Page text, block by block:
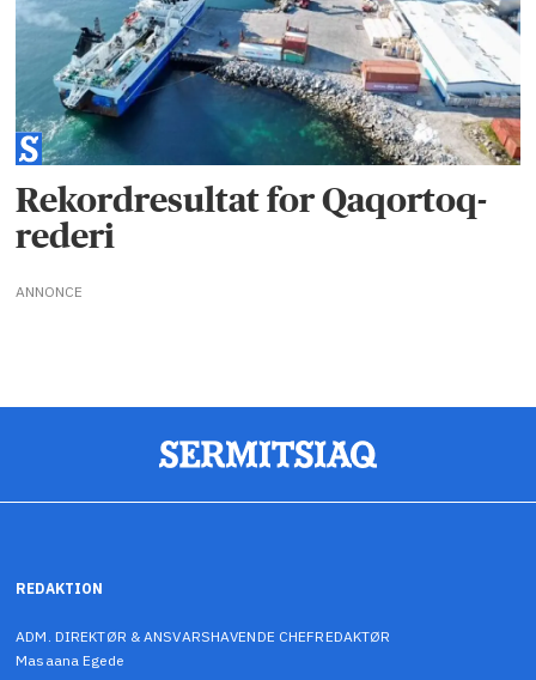
Rekordresultat for Qaqortoq-
rederi
ANNONCE
REDAKTION
ADM. DIREKTØR & ANSVARSHAVENDE CHEFREDAKTØR
Masaana Egede